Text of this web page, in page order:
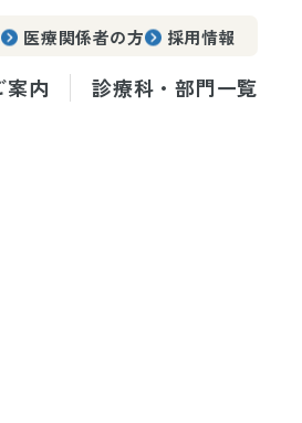
医療関係者の方 採用情報
案内 診療科・部門一覧